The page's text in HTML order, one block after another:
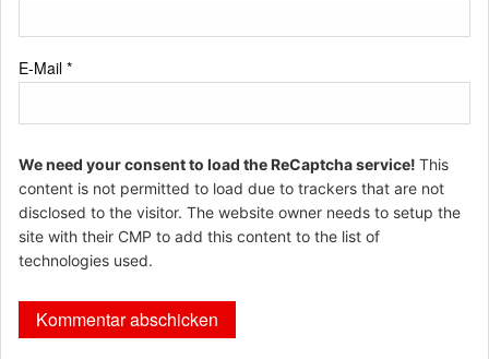
E-Mail *
We need your consent to load the ReCaptcha service! This
content is not permitted to load due to trackers that are not
disclosed to the visitor. The website owner needs to setup the
site with their CMP to add this content to the list of
technologies used.